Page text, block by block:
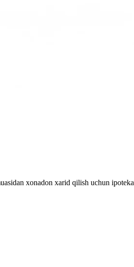
xonadon xarid qilish uchun ipoteka